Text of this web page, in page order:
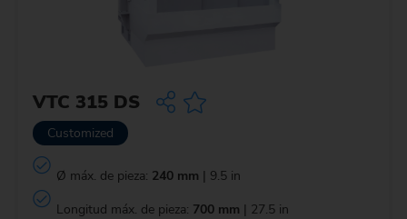
VTC 315 DS
Customized
Ø máx. de pieza: 240 mm | 9.5 in
Longitud máx. de pieza: 700 mm | 27.5 in